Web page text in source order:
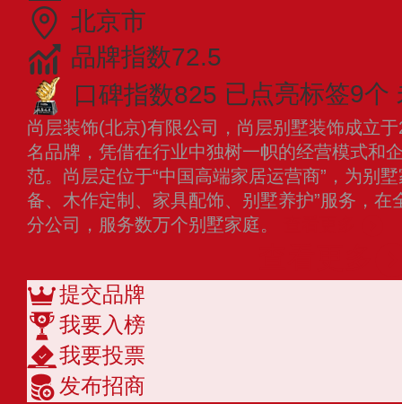
北京市
品牌指数72.5
口碑指数825 已点亮标签9个
尚层装饰(北京)有限公司，尚层别墅装饰成立
名品牌，凭借在行业中独树一帜的经营模式和
范。尚层定位于“中国高端家居运营商”，为别
备、木作定制、家具配饰、别墅养护”服务，
分公司，服务数万个别墅家庭。
提交品牌
我要入榜
我要投票
发布招商